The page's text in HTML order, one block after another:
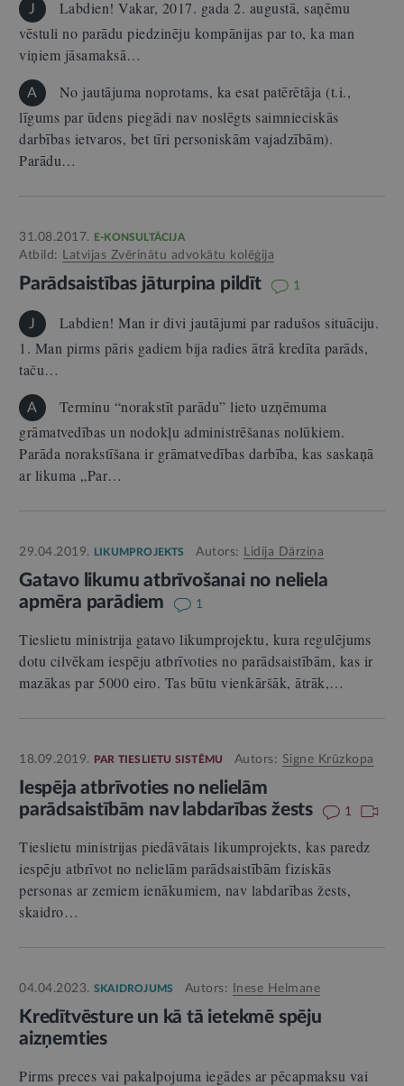
J
Labdien! Vakar, 2017. gada 2. augustā, saņēmu
vēstuli no parādu piedzinēju kompānijas par to, ka man
viņiem jāsamaksā…
A
No jautājuma noprotams, ka esat patērētāja (t.i.,
līgums par ūdens piegādi nav noslēgts saimnieciskās
darbības ietvaros, bet tīri personiskām vajadzībām).
Parādu…
31.08.2017. E-KONSULTĀCIJA
Atbild: Latvijas Zvērinātu advokātu kolēģija
Parādsaistības jāturpina pildīt 1
J
Labdien! Man ir divi jautājumi par radušos situāciju.
1. Man pirms pāris gadiem bija radies ātrā kredīta parāds,
taču…
A
Terminu “norakstīt parādu” lieto uzņēmuma
grāmatvedības un nodokļu administrēšanas nolūkiem.
Parāda norakstīšana ir grāmatvedības darbība, kas saskaņā
ar likuma „Par…
29.04.2019. LIKUMPROJEKTS Autors: Lidija Dārziņa
Gatavo likumu atbrīvošanai no neliela
apmēra parādiem
1
Tieslietu ministrija gatavo likumprojektu, kura regulējums
dotu cilvēkam iespēju atbrīvoties no parādsaistībām, kas ir
mazākas par 5000 eiro. Tas būtu vienkāršāk, ātrāk,…
18.09.2019. PAR TIESLIETU SISTĒMU Autors: Signe Krūzkopa
Iespēja atbrīvoties no nelielām
parādsaistībām nav labdarības žests
1
Tieslietu ministrijas piedāvātais likumprojekts, kas paredz
iespēju atbrīvot no nelielām parādsaistībām fiziskās
personas ar zemiem ienākumiem, nav labdarības žests,
skaidro…
04.04.2023. SKAIDROJUMS Autors: Inese Helmane
Kredītvēsture un kā tā ietekmē spēju
aizņemties
Pirms preces vai pakalpojuma iegādes ar pēcapmaksu vai